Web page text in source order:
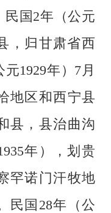
国2年（公元
，归甘肃省西
1929年）7月
地区和西宁县
县，县治曲沟
年），划贵
罕诺门汗牧地
民国28年（公